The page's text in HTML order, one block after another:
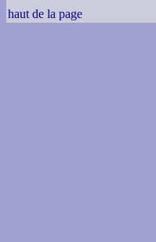
haut de la page